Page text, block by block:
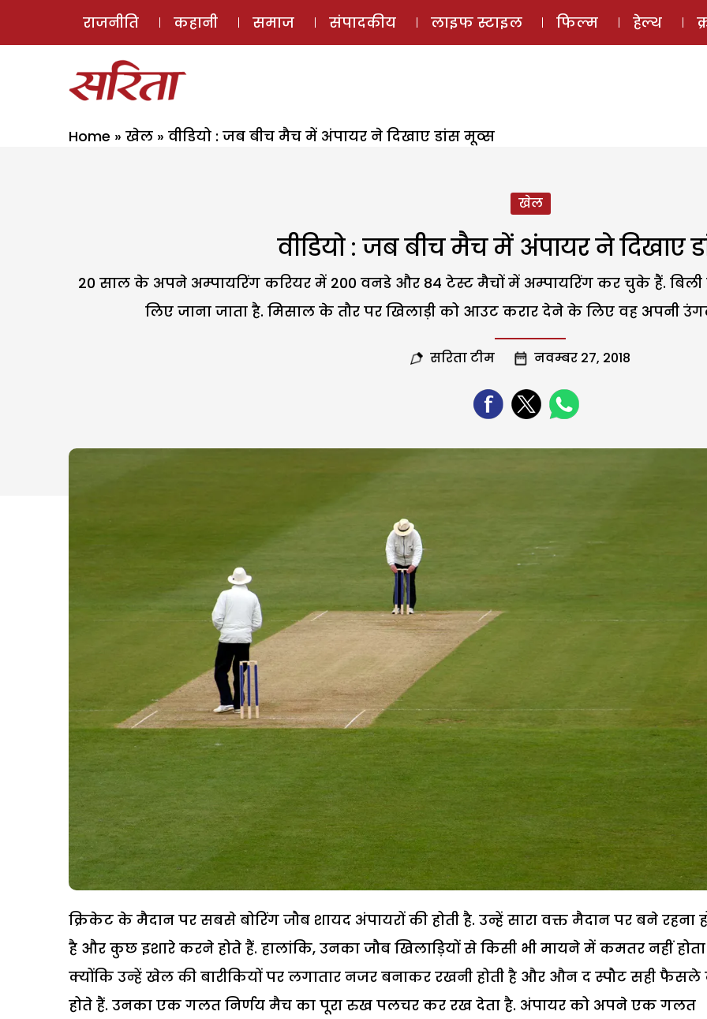
ई-मैगज़ीन
राजनीति कहानी समाज संपादकीय लाइफ स्टाइल फिल्म हेल्थ
Home » खेल » वीडियो : जब बीच मैच में अंपायर ने दिखाए डांस मूव्स
खेल
वीडियो : जब बीच मैच में अंपायर ने दिखाए
20 साल के अपने अम्पायरिंग करियर में 200 वनडे और 84 टेस्ट मैचों में अम्पायरिंग कर चुके हैं.
लिए जाना जाता है. मिसाल के तौर पर खिलाड़ी को आउट करार देने के लिए वह अपनी
सरिता टीम नवम्बर 27, 2018
क्रिकेट के मैदान पर सबसे बोरिंग जौब शायद अंपायरों की होती है. उन्हें सारा वक्त मैदान पर बने रहना
है और कुछ इशारे करने होते हैं. हालांकि, उनका जौब खिलाड़ियों से किसी भी मायने में कमतर नहीं होता
क्योंकि उन्हें खेल की बारीकियों पर लगातार नजर बनाकर रखनी होती है और औन द स्पौट सही फैसले
होते हैं. उनका एक गलत निर्णय मैच का पूरा रुख पलचर कर रख देता है. अंपायर को अपने एक गलत